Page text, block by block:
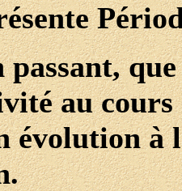
au
évolution à